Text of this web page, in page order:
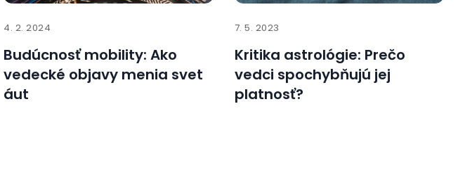
4. 2. 2024
Budúcnosť mobility: Ako
vedecké objavy menia svet
áut
7. 5. 2023
Kritika astrológie: Prečo
vedci spochybňujú jej
platnosť?